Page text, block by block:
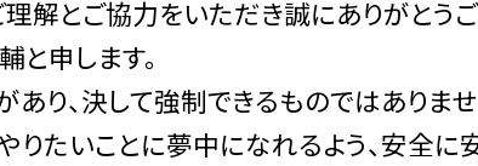
とご協力をいただき誠にありがとうご
申します。
、決して強制できるものではありませ
りたいことに夢中になれるよう、安全に